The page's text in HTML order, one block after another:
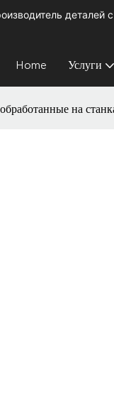
Home Услуги
на